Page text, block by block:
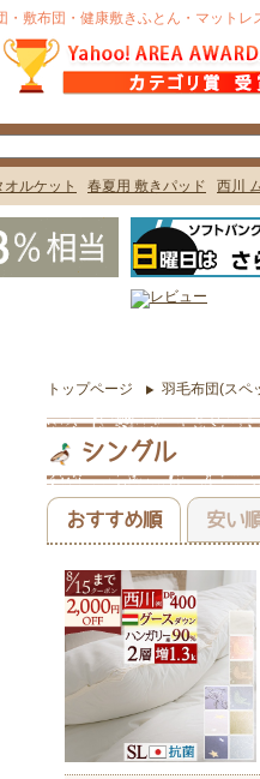
トップページ 羽毛布団(スペ
シングル
おすすめ順 安い